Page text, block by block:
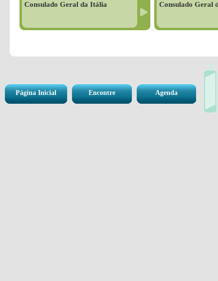
Consulado Geral da Itália Consulado Geral
Página Inicial Encontre Agenda